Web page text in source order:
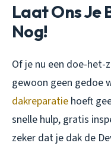
Laat Ons Je
Nog!
Of je nu een doe-
gewoon geen gedoe
dakreparatie hoeft
snelle hulp, gratis
zeker dat je dak de